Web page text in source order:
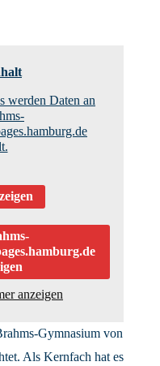
werden Daten an
anzeigen
Gymnasium von
Als Kernfach hat es